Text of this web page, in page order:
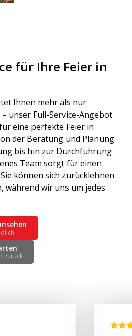
für Ihre Feier in
Ihnen mehr als nur
unser Full-Service-Angebot
eine perfekte Feier in
der Beratung und Planung
bis hin zur Durchführung
Team sorgt für einen
können sich zurücklehnen
während wir uns um jedes
zurück